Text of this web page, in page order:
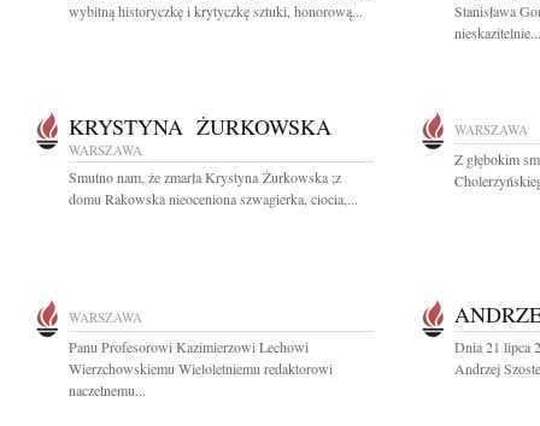
wybitną historyczkę i krytyczkę sztuki, honorową...
Stanisława
nieskazitelnie...
KRYSTYNA ŻURKOWSKA
WARSZAWA
Smutno nam, że zmarła Krystyna Żurkowska ;z
domu Rakowska nieoceniona szwagierka, ciocia,...
WARSZAWA
Z głębokim
WARSZAWA
Panu Profesorowi Kazimierzowi Lechowi
Wierzchowskiemu Wieloletniemu redaktorowi
naczelnemu...
Dnia 21 lipca
Andrzej